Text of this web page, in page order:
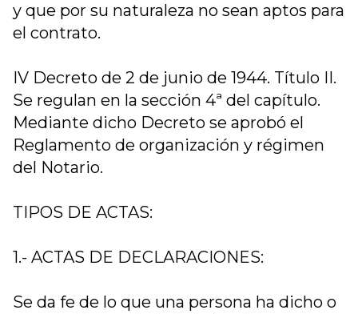
y que por su naturaleza no sean aptos para
el contrato.
IV Decreto de 2 de junio de 1944. Título II.
Se regulan en la sección 4ª del capítulo.
Mediante dicho Decreto se aprobó el
Reglamento de organización y régimen
del Notario.
TIPOS DE ACTAS:
1.- ACTAS DE DECLARACIONES:
Se da fe de lo que una persona ha dicho o